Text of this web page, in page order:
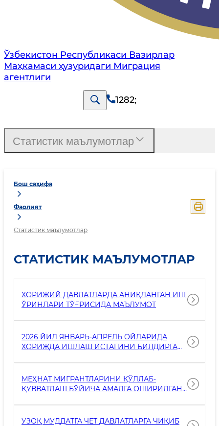
Ўзбекистон Республикаси Вазирлар
Маҳкамаси ҳузуридаги Миграция
агентлиги
1282;
Бош саҳифа
Фаолият
Статистик маълумотлар
СТАТИСТИК МАЪЛУМОТЛАР
ХОРИЖИЙ ДАВЛАТЛАРДА АНИҚЛАНГАН ИШ
ЎРИНЛАРИ ТЎҒРИСИДА МАЪЛУМОТ
2026 ЙИЛ ЯНВАРЬ-АПРЕЛЬ ОЙЛАРИДА
ХОРИЖДА ИШЛАШ ИСТАГИНИ БИЛДИРГАН
ТИЛЛАРГА ЎҚИТИШ БЎЙИЧА АМАЛГА
ОШИРИЛАЁТГАН ИШЛАР ТЎҒРИСИДА
МАЪЛУМОТ
МЕҲНАТ МИГРАНТЛАРИНИ ҚЎЛЛАБ-
ҚУВВАТЛАШ БЎЙИЧА АМАЛГА ОШИРИЛГАН
ТЎҒРИСИДА МАЪЛУМОТ
УЗОҚ МУДДАТГА ЧЕТ ДАВЛАТЛАРГА ЧИҚИБ
Статистик маълумотлар